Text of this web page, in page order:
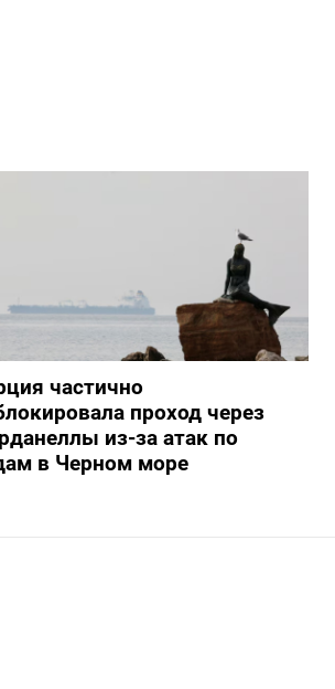
частично
проход через
из-за атак по
в Черном море